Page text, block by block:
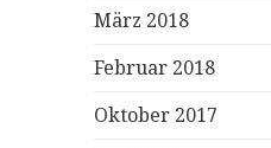
März 2018
Februar 2018
Oktober 2017